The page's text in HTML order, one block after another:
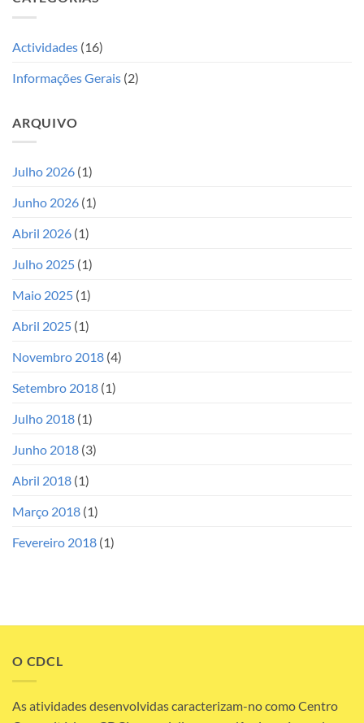
Actividades (16)
Informações Gerais (2)
ARQUIVO
Julho 2026 (1)
Junho 2026 (1)
Abril 2026 (1)
Julho 2025 (1)
Maio 2025 (1)
Abril 2025 (1)
Novembro 2018 (4)
Setembro 2018 (1)
Julho 2018 (1)
Junho 2018 (3)
Abril 2018 (1)
Março 2018 (1)
Fevereiro 2018 (1)
O CDCL
As atividades desenvolvidas caracterizam-no como Centro